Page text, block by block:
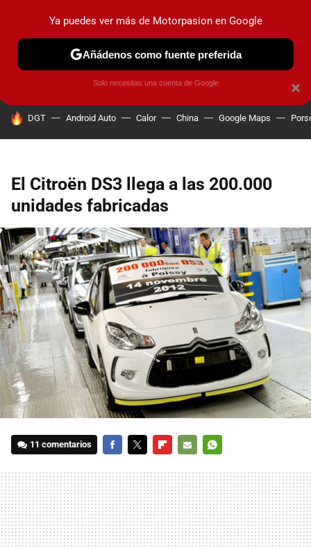
PRUEBAS COCHES ELÉCTRICOS OBSERVATORIO
HOY SE HABLA DE
DGT Android Auto Calor China Google Maps
El Citroën DS3 llega a las 200.000
unidades fabricadas
11 comentarios
MAIL
×
Ya puedes ver más de Motorpasion en Google
Añádenos como fuente preferida
Solo necesitas una cuenta de Google